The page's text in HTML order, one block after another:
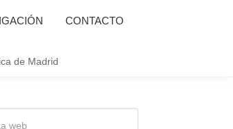
de Madrid
CONTACTO